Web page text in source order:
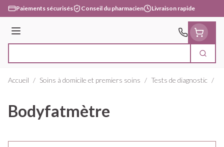
Aller au contenu
Paiements sécurisés Conseil du pharmacien Livraison rapide
Menu
Accueil / Soins à domicile et premiers soins / Tests de diagnostic /
Bodyfatmètre